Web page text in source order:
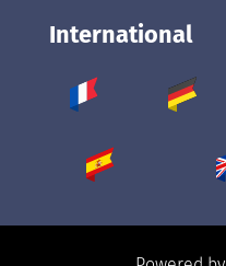
International